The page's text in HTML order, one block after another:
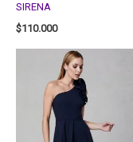
SIRENA
$110.000